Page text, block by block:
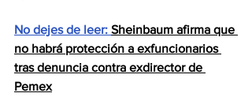
No dejes de leer: Sheinbaum afirma que
no habrá protección a exfuncionarios
tras denuncia contra exdirector de
Pemex